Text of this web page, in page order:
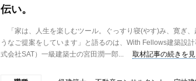
伝い。
「家は、人生を楽しむツール。ぐっすり寝(やす)み、寛ぎ、
うなご提案をしています」と語るのは、With Fellows建築設
式会社SAT）一級建築士の宮田潤一郎...
取材記事の続きを